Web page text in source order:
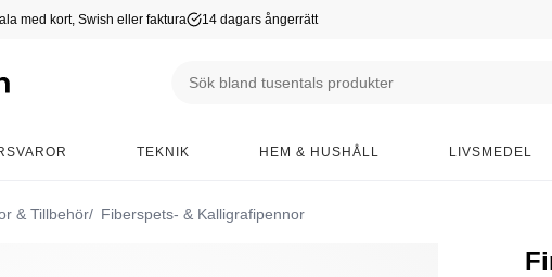
med kort, Swish eller faktura 14 dagars ångerrätt
TEKNIK HEM & HUSHÅLL LIVSMEDEL
& Tillbehör Fiberspets- & Kalligrafipennor